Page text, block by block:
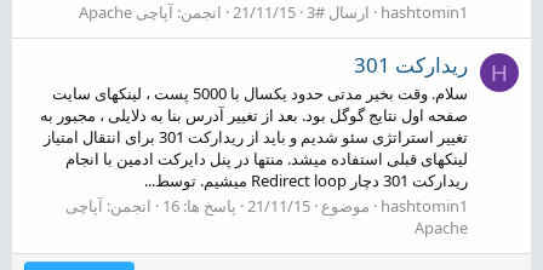
hashtomin1
ارسال #3 21/11/15 انجمن: آپاچی Apache
H ریدارکت 301
سلام. وقت بخیر مدتی حدود یکسال با 5000 پست ، لینکهای سایت
صفحه اول نتایج گوگل بود. بعد از تغییر آدرس بنا به دلایلی ، مجبور به
تغییر استراتژی سئو شدیم و باید از ریدارکت 301 برای انتقال امتیاز
لینکهای قبلی استفاده میشد. منتها در پنل دایرکت ادمین با انجام
ریدارکت 301 دچار Redirect loop میشیم. توسط...
hashtomin1
موضوع 21/11/15 پاسخ ها: 16 انجمن: آپاچی
Apache